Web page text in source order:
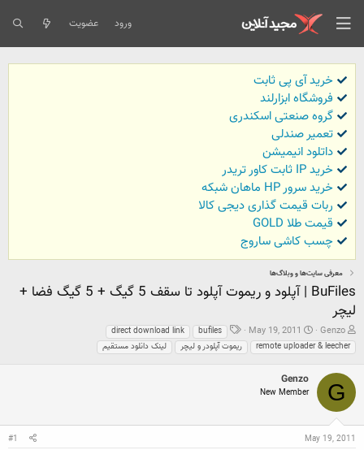
ورود عضویت
خرید آی پی ثابت
فروشگاه ابزارلند
گروه صنعتی اسکندری
تعمیر صندلی
داتلود انیمیشن
خرید IP ثابت کاور تریدر
خرید سرور HP ماهان شبکه
ربات قیمت گذاری دیجی کالا
قیمت طلا GOLD
چسب کاشی ساروج
معرفی سایت‌ها و وبلاگ‌ها
BuFiles | آپلود و ريموت آپلود تا سقف 5 گيگ + 5 گيگ فضا +
ليچر
ش
ر
و
ک
ن
ن
د
ه
م
Genzo
ت
ا
ر
خ
ش
ع
May 19, 2011
ب
ر
چ
bufiles
direct download link
remote uploader & leecher
ریموت آپلودر و لیچر لینک دانلود مستقیم
G
Genzo
New Member
May 19, 2011
#1